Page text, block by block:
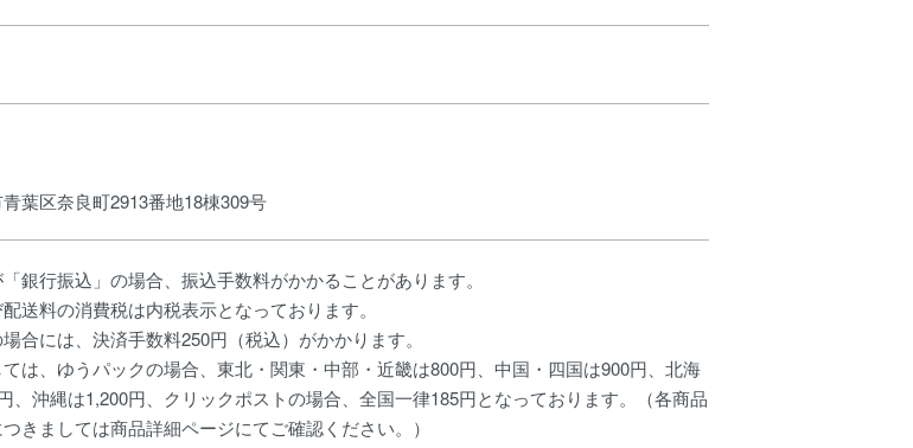
葉区奈良町2913番地18棟309号
銀行振込」の場合、振込手数料がかかることがあります。
送料の消費税は内税表示となっております。
合には、決済手数料250円（税込）がかかります。
は、ゆうパックの場合、東北・関東・中部・近畿は800円、中国・四国は900円、北海
、沖縄は1,200円、クリックポストの場合、全国一律185円となっております。（各商品
きましては商品詳細ページにてご確認ください。）